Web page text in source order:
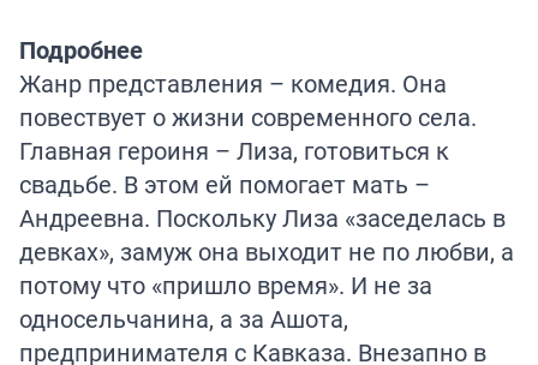
Подробнее
Жанр представления – комедия. Она
повествует о жизни современного села.
Главная героиня – Лиза, готовиться к
свадьбе. В этом ей помогает мать –
Андреевна. Поскольку Лиза «заседелась в
девках», замуж она выходит не по любви, а
потому что «пришло время». И не за
односельчанина, а за Ашота,
предпринимателя с Кавказа. Внезапно в